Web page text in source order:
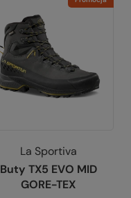
La Sportiva
Buty TX5 EVO MID
GORE-TEX